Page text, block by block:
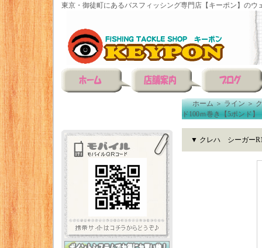
東京・御徒町にあるバスフィッシング専門店【キーポン】のウ
ホーム＞ライン＞
ド100ｍ巻き【5ポンド】
▼ クレハ シーガー